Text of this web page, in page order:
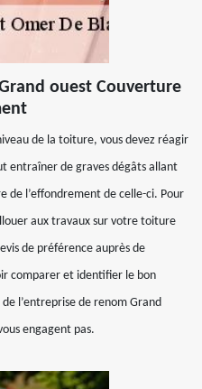
ouest Couverture
de la toiture, vous devez réagir
entraîner de graves dégâts allant
de l’effondrement de celle-ci. Pour
aux travaux sur votre toiture
de préférence auprès de
comparer et identifier le bon
l’entreprise de renom Grand
engagent pas.